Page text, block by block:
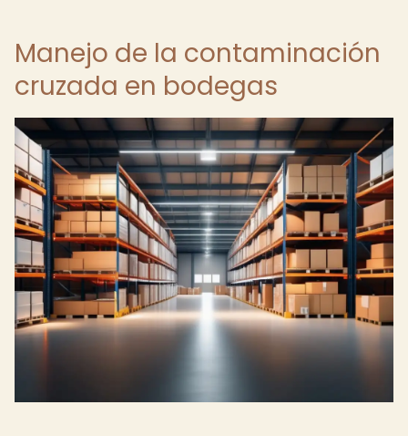
Manejo de la contaminación
cruzada en bodegas